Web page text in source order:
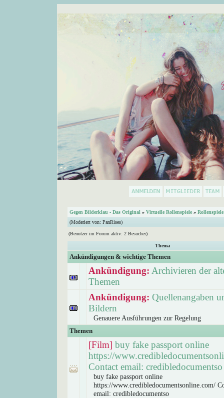
Gegen Bilderklau - Das Original » Virtuelle Rollenspiele » Rollenspiele
(Moderiert von: PanRises)
(Benutzer im Forum aktiv: 2 Besucher)
Thema
Ankündigungen & wichtige Themen
Ankündigung: Archivieren der
Themen
Ankündigung: Quellenangaben
Bildern
Genauere Ausführungen zur Regelung
Themen
[Film] buy fake passport online
https://
Contact email: credibledocumentso
buy fake passport online
https://www.credibledocumentsonline.com/
email: credibledocumentso